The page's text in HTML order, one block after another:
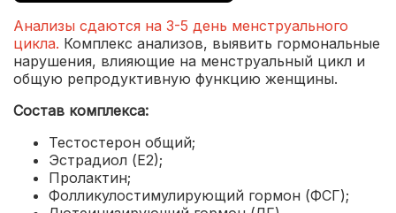
Анализы сдаются на 3-5 день менструального
цикла. Комплекс анализов, выявить гормональные
нарушения, влияющие на менструальный цикл и
общую репродуктивную функцию женщины.
Состав комплекса:
Тестостерон общий;
Эстрадиол (Е2);
Пролактин;
Фолликулостимулирующий гормон (ФСГ);